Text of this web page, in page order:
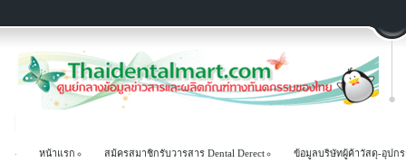
หน้าแรก สม้ครสมาชิกรับวารสาร Dental Derect ข้อมูลบริษัทผู้ค้าวัสดุ-อุปก